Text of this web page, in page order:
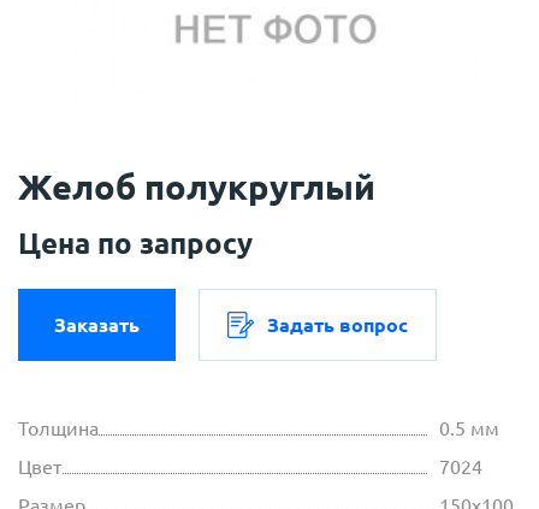
Желоб полукруглый
Цена по запросу
Заказать Задать вопрос
Толщина
0.5 мм
Цвет
7024